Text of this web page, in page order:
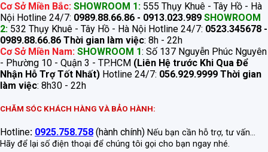
Cơ Sở Miền Bắc: SHOWROOM 1: 555 Thụy Khuê - Tây Hồ - Hà
Nội Hotline 24/7: 0989.88.66.86 - 0913.023.989 SHOWROOM
2: 532 Thụy Khuê - Tây Hồ - Hà Nội Hotline 24/7: 0523.345678 -
0989.88.66.86 Thời gian làm việc: 8h - 22h
Cơ Sở Miền Nam: SHOWROOM 1: Số 137 Nguyễn Phúc Nguyên
- Phường 10 - Quận 3 - TP.HCM (Liên Hệ trước Khi Qua Để
Nhận Hỗ Trợ Tốt Nhất) Hotline 24/7: 056.929.9999 Thời gian
làm việc: 8h30 - 22h
CHĂM SÓC KHÁCH HÀNG VÀ BẢO HÀNH:
Hotline: 0925.758.758 (hành chính) Nếu bạn cần hỗ trợ, tư vấn...
Hãy để lại số điện thoại để chúng tôi gọi cho bạn ngay nhé.